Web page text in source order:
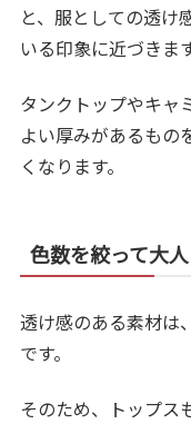
と、服としての透け
いる印象に近づきます
タンクトップやキャ
よい厚みがあるもの
くなります。
色数を絞って大
透け感のある素材は
です。
そのため、トップス